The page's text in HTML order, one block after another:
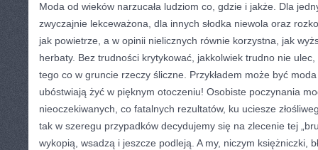
Moda od wieków narzucała ludziom co, gdzie i jakże. Dla
zwyczajnie lekceważona, dla innych słodka niewola oraz
jak powietrze, a w opinii nielicznych równie korzystna, jak
herbaty. Bez trudności krytykować, jakkolwiek trudno nie
tego co w gruncie rzeczy śliczne. Przykładem może być
ubóstwiają żyć w pięknym otoczeniu! Osobiste poczynania
nieoczekiwanych, co fatalnych rezultatów, ku uciesze
tak w szeregu przypadków decydujemy się na zlecenie tej
wykopią, wsadzą i jeszcze podleją. A my, niczym księżniczki,